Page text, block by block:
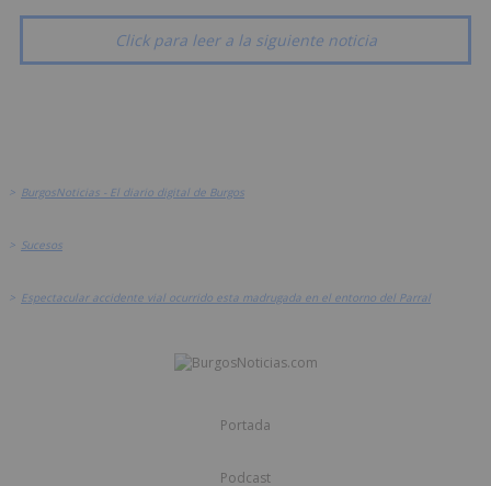
Click para leer a la siguiente noticia
> BurgosNoticias - El diario digital de Burgos
> Sucesos
> Espectacular accidente vial ocurrido esta madrugada en el entorno del Parral
Portada
Podcast